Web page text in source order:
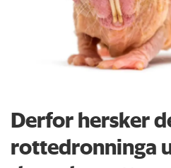
Derfor hersker
rottedronninga